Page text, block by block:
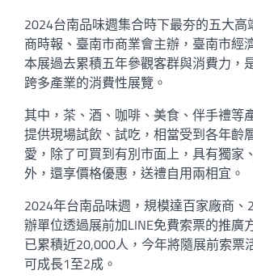
2024台南品味週集合時下最夯的五大高
商時報、臺南市商業會主辦，臺南市經
本展過去累積五年參觀客群與消費力，
跨多產業的消費性展覽。
其中，茶、酒、咖啡、美食、伴手禮等
提供現場試飲、試吃，相當受到各年齡
愛，除了可買到有別市面上，具有獨家
外，還享價格優惠，送禮自用兩相宜。
2024年台南品味週，規模達百家廠商、
辦單位透過展前加LINE免費索票的推廣
已累積近20,000人，今年將隨展前索票
可成長1至2成。